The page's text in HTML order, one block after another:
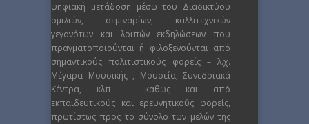
ψηφιακή μετάδοση μέσω του Διαδικτύου
ομιλιών, σεμιναρίων, καλλιτεχνικών
γεγονότων και λοιπών εκδηλώσεων που
πραγματοποιούνται ή φιλοξενούνται από
σημαντικούς πολιτιστικούς φορείς – λ.χ.
Μέγαρα Μουσικής , Μουσεία, Συνεδριακά
Κέντρα, κλπ – καθώς και από
εκπαιδευτικούς και ερευνητικούς φορείς,
πρωτίστως προς το σύνολο των μελών της